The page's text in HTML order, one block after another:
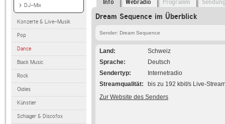
DJ-Mix
Konzerte & Live-Musik
Pop
Dance
Black Music
Rock
Oldies
Künstler
Schlager & Discofox
Info Webradio Programm
Dream Sequence im Überblick
Sender: Dream Sequence
Land
Schweiz
Sprache
Deutsch
Sendertyp
Internetradio
Streamqualität
bis zu 192 kbit/s Live-
Zur Website des Senders